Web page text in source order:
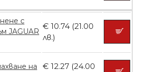
БЕЗПЛАТНО
€ 10.74 (21.00
лв.)
€ 12.27 (24.00